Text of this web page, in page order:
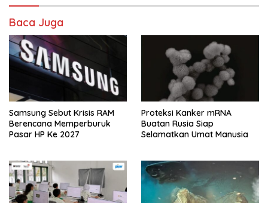
Baca Juga
Samsung Sebut Krisis RAM
Berencana Memperburuk
Pasar HP Ke 2027
Proteksi Kanker mRNA
Buatan Rusia Siap
Selamatkan Umat Manusia